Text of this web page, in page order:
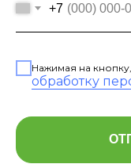
+7
Нажимая на
обработку